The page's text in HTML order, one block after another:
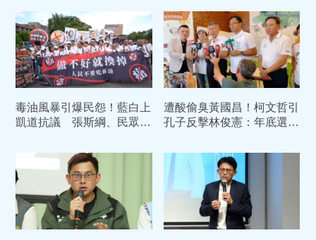
毒油風暴引爆民怨！藍白上
凱道抗議 張斯綱、民眾黨
遭酸偷臭黃國昌！柯文哲引
孔子反擊林俊憲：年底選戰